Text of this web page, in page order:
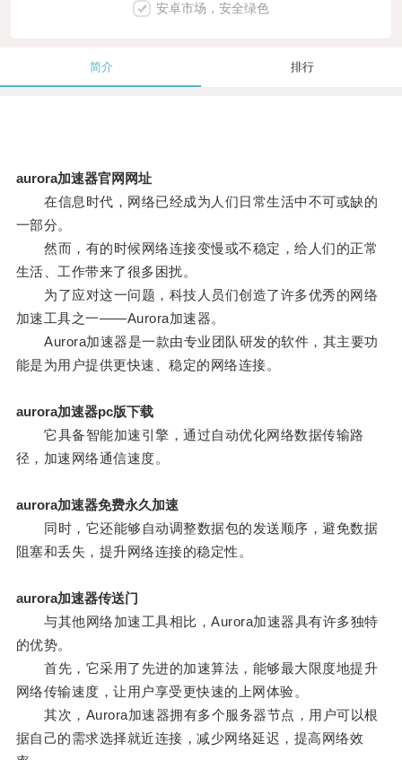
安卓市场，安全绿色
简介 排行
aurora加速器官网网址
在信息时代，网络已经成为人们日常生活中不可或缺的
一部分。
然而，有的时候网络连接变慢或不稳定，给人们的正常
生活、工作带来了很多困扰。
为了应对这一问题，科技人员们创造了许多优秀的网络
加速工具之一——Aurora加速器。
Aurora加速器是一款由专业团队研发的软件，其主要功
能是为用户提供更快速、稳定的网络连接。
aurora加速器pc版下载
它具备智能加速引擎，通过自动优化网络数据传输路
径，加速网络通信速度。
aurora加速器免费永久加速
同时，它还能够自动调整数据包的发送顺序，避免数据
阻塞和丢失，提升网络连接的稳定性。
aurora加速器传送门
与其他网络加速工具相比，Aurora加速器具有许多独特
的优势。
首先，它采用了先进的加速算法，能够最大限度地提升
网络传输速度，让用户享受更快速的上网体验。
其次，Aurora加速器拥有多个服务器节点，用户可以根
据自己的需求选择就近连接，减少网络延迟，提高网络效